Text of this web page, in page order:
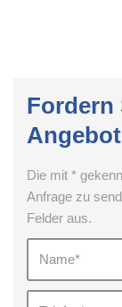
Fordern
Die mit *
Anfrage zu
Felder aus.